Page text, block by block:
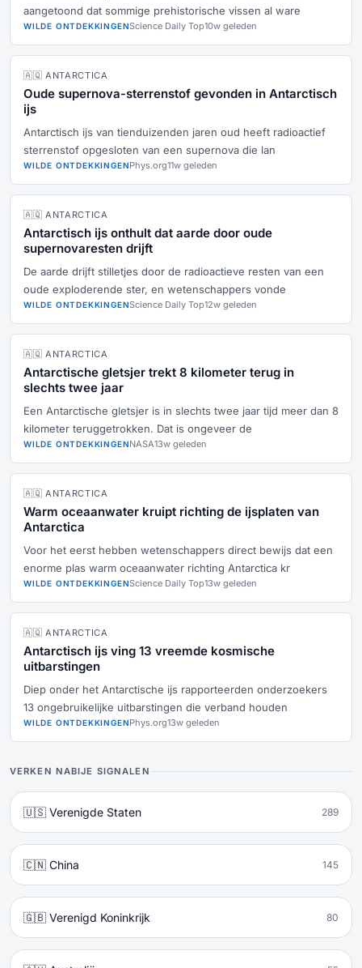
aangetoond dat sommige prehistorische vissen al ware
WILDE ONTDEKKINGENScience Daily Top10w geleden
🇦🇶 ANTARCTICA
Oude supernova-sterrenstof gevonden in Antarctisch
ijs
Antarctisch ijs van tienduizenden jaren oud heeft radioactief
sterrenstof opgesloten van een supernova die lan
WILDE ONTDEKKINGENPhys.org11w geleden
🇦🇶 ANTARCTICA
Antarctisch ijs onthult dat aarde door oude
supernovaresten drijft
De aarde drijft stilletjes door de radioactieve resten van een
oude exploderende ster, en wetenschappers vonde
WILDE ONTDEKKINGENScience Daily Top12w geleden
🇦🇶 ANTARCTICA
Antarctische gletsjer trekt 8 kilometer terug in
slechts twee jaar
Een Antarctische gletsjer is in slechts twee jaar tijd meer dan 8
kilometer teruggetrokken. Dat is ongeveer de
WILDE ONTDEKKINGENNASA13w geleden
🇦🇶 ANTARCTICA
Warm oceaanwater kruipt richting de ijsplaten van
Antarctica
Voor het eerst hebben wetenschappers direct bewijs dat een
enorme plas warm oceaanwater richting Antarctica kr
WILDE ONTDEKKINGENScience Daily Top13w geleden
🇦🇶 ANTARCTICA
Antarctisch ijs ving 13 vreemde kosmische
uitbarstingen
Diep onder het Antarctische ijs rapporteerden onderzoekers
13 ongebruikelijke uitbarstingen die verband houden
WILDE ONTDEKKINGENPhys.org13w geleden
VERKEN NABIJE SIGNALEN
🇺🇸 Verenigde Staten 289
🇨🇳 China 145
🇬🇧 Verenigd Koninkrijk 80